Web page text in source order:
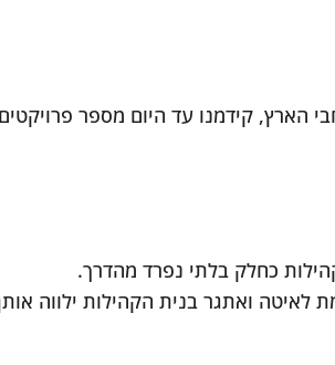
הארץ, קידמנו עד היום מספר
כחלק בלתי נפרד מהדרך.
ואתגר בנית הקהילות ילווה